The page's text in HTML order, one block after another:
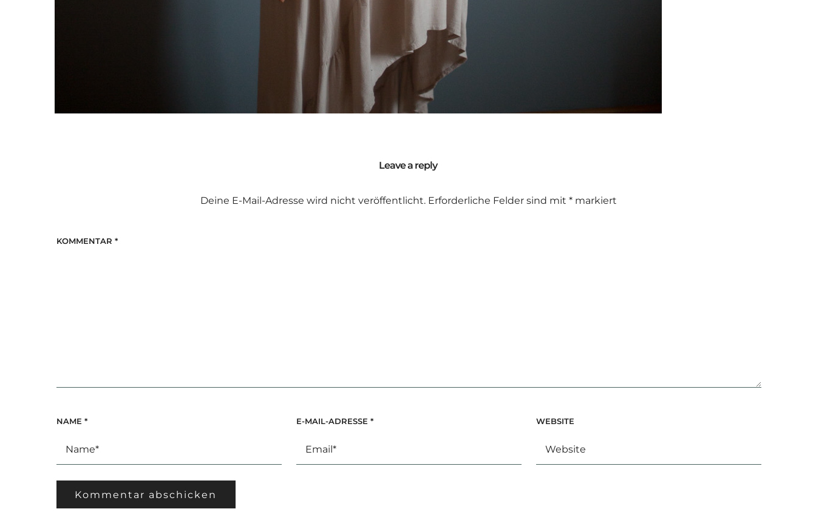
Leave a reply
Deine E-Mail-Adresse wird nicht veröffentlicht. Erforderliche Felder sind mit* markiert
KOMMENTAR *
NAME * E-MAIL-ADRESSE * WEBSITE